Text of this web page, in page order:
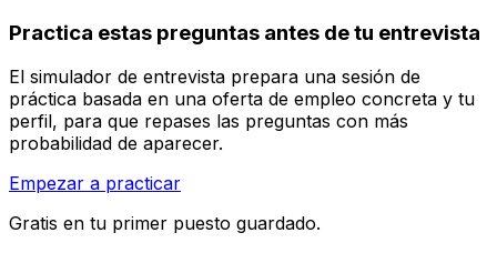
Practica estas preguntas antes de tu entrevista
El simulador de entrevista prepara una sesión de
práctica basada en una oferta de empleo concreta y tu
perfil, para que repases las preguntas con más
probabilidad de aparecer.
Empezar a practicar
Gratis en tu primer puesto guardado.